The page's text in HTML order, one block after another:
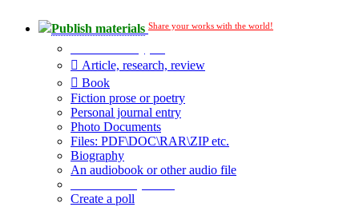
Publish materials Share your works with the world!
Article, research, review
Book
Fiction prose or poetry
Personal journal entry
Photo Documents
Files: PDF\DOC\RAR\ZIP etc.
Biography
An audiobook or other audio file
Create a poll